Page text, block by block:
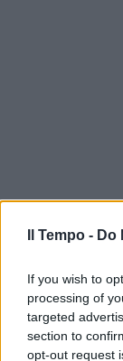
Il Tempo - Do
If you wish to
processing of
targeted
section to
opt-out request